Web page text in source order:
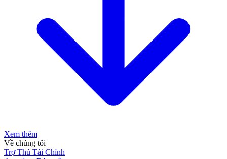
Xem thêm
Về chúng tôi
Trợ Thủ Tài Chính